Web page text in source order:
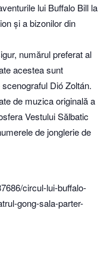
lui Buffalo Bill la
și a bizonilor din
numărul preferat al
acestea sunt
Dió Zoltán.
de muzica originală a
Vestului Sălbatic
de jonglerie de
circul-lui-buffalo-
gong-sala-parter-